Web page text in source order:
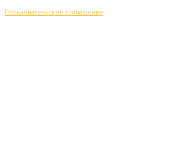
Пользовательское соглашение